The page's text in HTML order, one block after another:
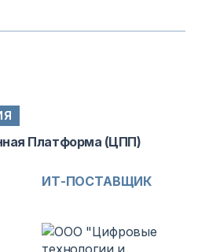
Платформа (ЦПП)
ИТ-ПОСТАВЩИК